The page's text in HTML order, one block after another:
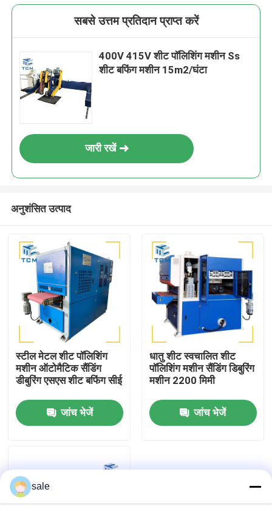
उत्पाद
सबसे उत्तम प्रतिदान प्राप्त करें
400V 415V शीट पॉलिशिंग मशीन Ss
शीट बफिंग मशीन 15m2/घंटा
जारी रखें
अनुशंसित उत्पाद
स्टील मेटल शीट पॉलिशिंग
मशीन ऑटोमैटिक सैंडिंग
डीबुरिंग एसएस शीट बफिंग सीई
जांच भेजें
धातु शीट स्वचालित शीट
पॉलिशिंग मशीन सैंडिंग डिबुरिंग
मशीन 2200 मिमी
जांच भेजें
sale